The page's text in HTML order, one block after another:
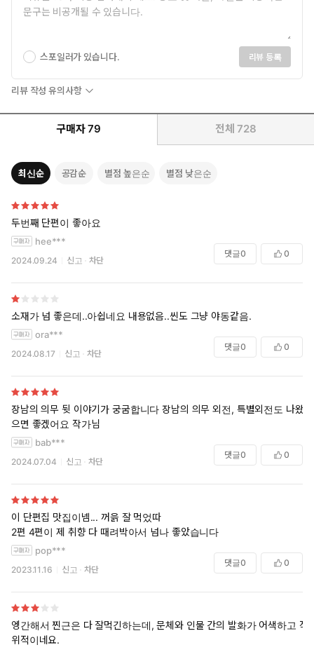
스포일러가 있습니다. 리뷰 등록
리뷰 작성 유의사항
구매자 79 전체 728
최신순 공감순 별점 높은순 별점 낮은순
두번째 단편이 좋아요
hee***
2024.09.24 신고 차단
댓글0 0
소재가 넘 좋은데..아쉽네요 내용없음..씬도 그냥 야동같음.
ora***
2024.08.17 신고 차단
댓글0 0
장남의 의무 뒷 이야기가 궁굼합니다 장남의 의무 외전, 특별외전도 나왔
으면 좋겠어요 작가님
bab***
2024.07.04 신고 차단
댓글0 0
이 단편집 맛집이넴... 꺼읅 잘 먹었따
2편 4편이 제 취향 다 때려박아서 넘나 좋았습니다
pop***
2023.11.16 신고 차단
댓글0 0
엥간해서 찐근은 다 잘먹긴하는데, 문체와 인물 간의 발화가 어색하고 작
위적이네요.